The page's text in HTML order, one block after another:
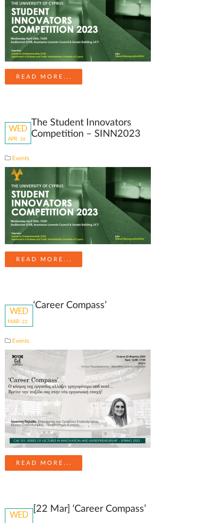
READ MORE...
WED
APR 26
The Student Innovators
Competition – SINN2023
Events
READ MORE...
WED
MAR 22
‘Career Compass’
Events
READ MORE...
WED
[22 Mar] ‘Career Compass’